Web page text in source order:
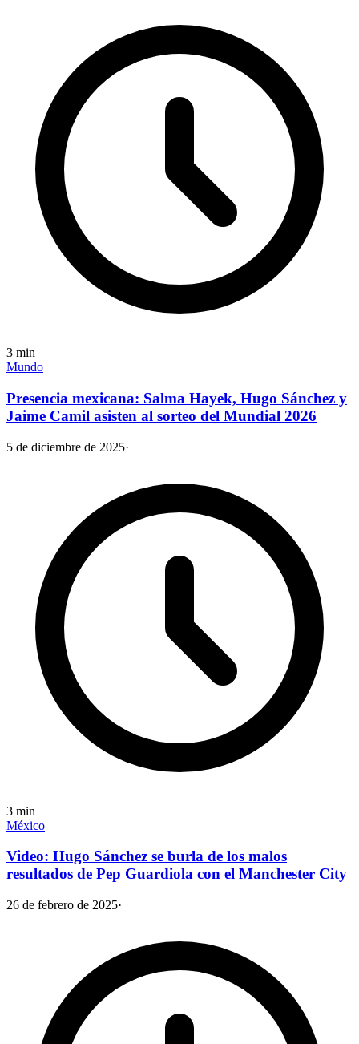
3 min
Mundo
Presencia mexicana: Salma Hayek, Hugo Sánchez y
Jaime Camil asisten al sorteo del Mundial 2026
5 de diciembre de 2025·
3 min
México
Video: Hugo Sánchez se burla de los malos
resultados de Pep Guardiola con el Manchester City
26 de febrero de 2025·